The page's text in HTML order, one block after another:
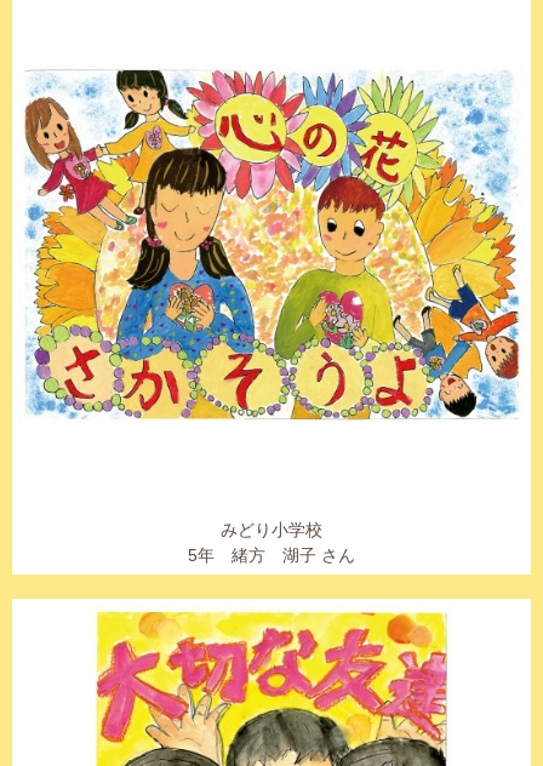
みどり小学校
5年 緒方 湖子 さん